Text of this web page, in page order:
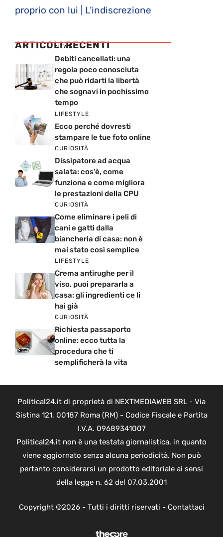
proprio con lui | L’indiscrezione
ARTICOLI RECENTI
NEWS
Debiti cancellati: una
regola poco conosciuta
che può ridarti la libertà
che sognavi in pochissimo
tempo
LIFESTYLE
Ecco perché dovresti
stampare le tue foto online
CURIOSITÀ
Dissipatore ad acqua
salata: cos’è, come
funziona e come migliora
le prestazioni della CPU
CURIOSITÀ
Come eliminare i peli di
cani e gatti dalla
biancheria di casa: non è
mai stato così semplice
LIFESTYLE
Crema antirughe per il
viso, puoi prepararla a
casa: gli ingredienti ce li
hai già
CURIOSITÀ
Richiesta passaporto
online: ecco tutta la
procedura che ti
semplificherà la vita
Political24.it di proprietà di NEXTMEDIAWEB SRL - Via
Sistina 121, 00187 Roma (RM) - Codice Fiscale e Partita
I.V.A. 09689341007
Political24.it non è una testata giornalistica, in quanto
viene aggiornato senza alcuna periodicità. Non può
pertanto considerarsi un prodotto editoriale ai sensi
della legge n. 62 del 07.03.2001
Copyright ©2026 - Tutti i diritti riservati - Contattaci